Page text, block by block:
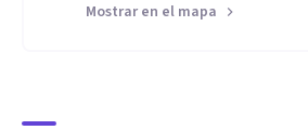
Mostrar en el mapa